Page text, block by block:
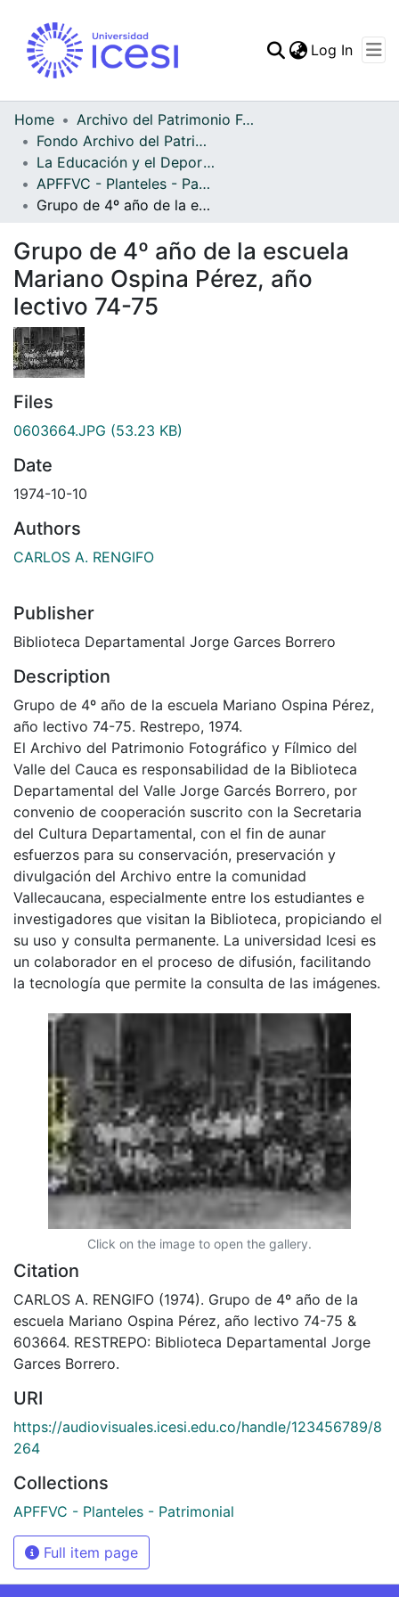
Log In
Home
Archivo del Patrimonio Fotográfico y Fílmico del Valle del Cauca
Fondo Archivo del Patrimonio Fotográfico y Fílmico del Valle del Cauca
La Educación y el Deporte
APFFVC - Planteles - Patrimonial
Grupo de 4º año de la escuela Mariano Ospina Pérez, año lectivo 74-75
Grupo de 4º año de la escuela
Mariano Ospina Pérez, año
lectivo 74-75
Files
0603664.JPG (53.23 KB)
Date
1974-10-10
Authors
CARLOS A. RENGIFO
Publisher
Biblioteca Departamental Jorge Garces Borrero
Description
Grupo de 4º año de la escuela Mariano Ospina Pérez,
año lectivo 74-75. Restrepo, 1974.
El Archivo del Patrimonio Fotográfico y Fílmico del
Valle del Cauca es responsabilidad de la Biblioteca
Departamental del Valle Jorge Garcés Borrero, por
convenio de cooperación suscrito con la Secretaria
del Cultura Departamental, con el fin de aunar
esfuerzos para su conservación, preservación y
divulgación del Archivo entre la comunidad
Vallecaucana, especialmente entre los estudiantes e
investigadores que visitan la Biblioteca, propiciando el
su uso y consulta permanente. La universidad Icesi es
un colaborador en el proceso de difusión, facilitando
la tecnología que permite la consulta de las imágenes.
Click on the image to open the gallery.
Citation
CARLOS A. RENGIFO (1974). Grupo de 4º año de la
escuela Mariano Ospina Pérez, año lectivo 74-75 &
603664. RESTREPO: Biblioteca Departamental Jorge
Garces Borrero.
URI
https://audiovisuales.icesi.edu.co/handle/123456789/8
264
Collections
APFFVC - Planteles - Patrimonial
Full item page